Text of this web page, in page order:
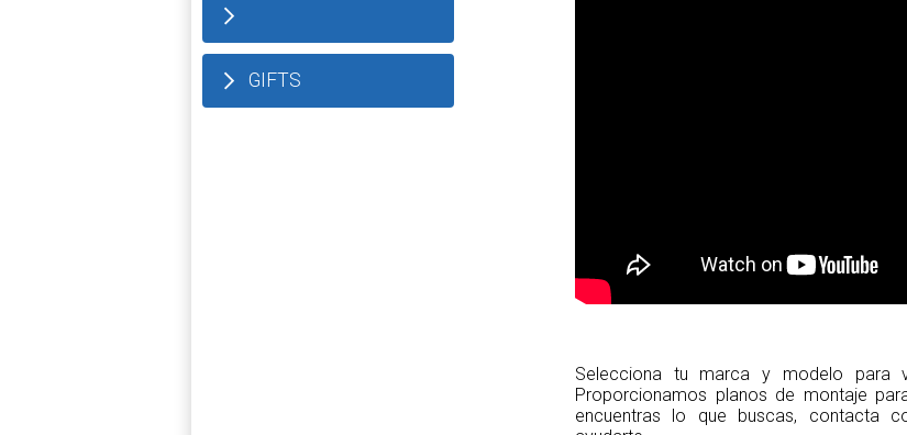
GIFTS
Selecciona tu marca y modelo para
Proporcionamos planos de montaje
encuentras lo que buscas, contacta